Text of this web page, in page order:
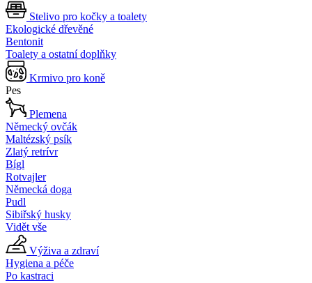
Stelivo pro kočky a toalety
Ekologické dřevěné
Bentonit
Toalety a ostatní doplňky
Krmivo pro koně
Pes
Plemena
Německý ovčák
Maltézský psík
Zlatý retrívr
Bígl
Rotvajler
Německá doga
Pudl
Sibiřský husky
Vidět vše
Výživa a zdraví
Hygiena a péče
Po kastraci